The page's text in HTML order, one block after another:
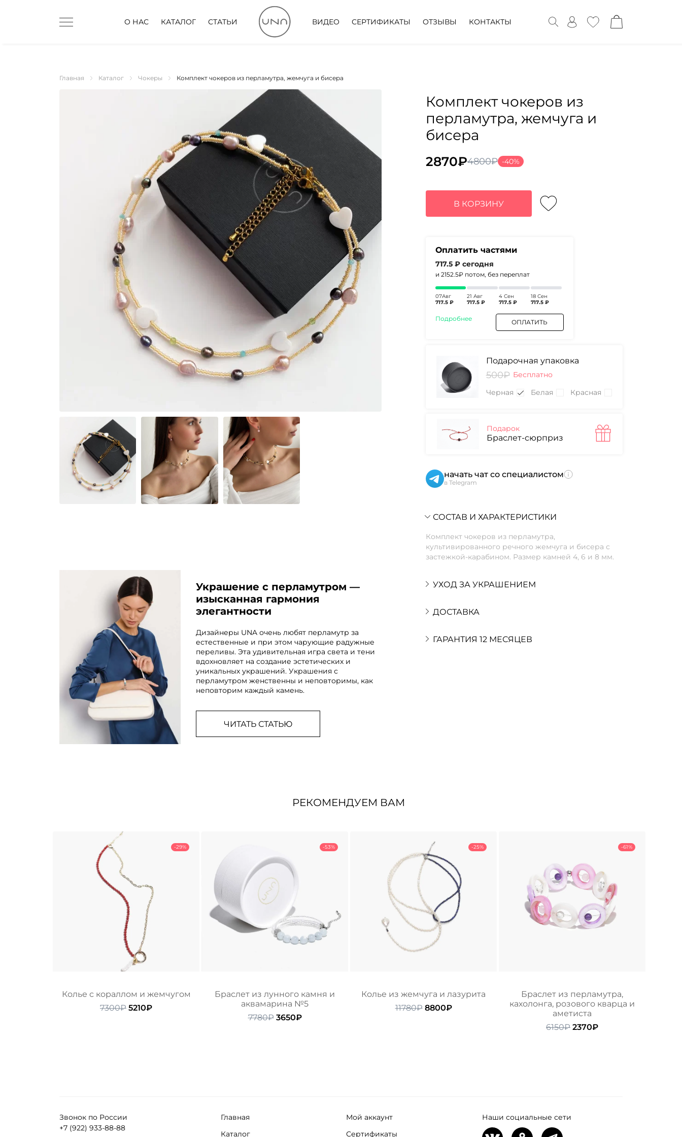
О НАС КАТАЛОГ СТАТЬИ ВИДЕО СЕРТИФИКАТЫ ОТЗЫВЫ КОНТАКТЫ
Главная Каталог Чокеры Комплект чокеров из перламутра, жемчуга и бисера
Украшение с перламутром —
изысканная гармония
элегантности
Дизайнеры UNA очень любят перламутр за
естественные и при этом чарующие радужные
переливы. Эта удивительная игра света и тени
вдохновляет на создание эстетических и
уникальных украшений. Украшения с
перламутром женственны и неповторимы, как
неповторим каждый камень.
ЧИТАТЬ СТАТЬЮ
Комплект чокеров из
перламутра, жемчуга и
бисера
4800₽
Первоначальная
составляла
4800₽.
2870₽
Текущая
2870₽.
-40%
В КОРЗИНУ
Оплатить частями
717.5 ₽ сегодня
и 2152.5₽ потом, без переплат
07Авг
717.5 ₽
21 Авг
717.5 ₽
4 Сен
717.5 ₽
18 Сен
717.5 ₽
Подробнее ОПЛАТИТЬ
Подарочная упаковка
500₽ Бесплатно
Черная
Белая Красная
Подарок
Браслет-сюрприз
начать чат со специалистом
в Telegram
СОСТАВ И ХАРАКТЕРИСТИКИ
Комплект чокеров из перламутра,
культивированного речного жемчуга и бисера с
застежкой-карабином. Размер камней 4, 6 и 8 мм.
УХОД ЗА УКРАШЕНИЕМ
ДОСТАВКА
ГАРАНТИЯ 12 МЕСЯЦЕВ
РЕКОМЕНДУЕМ ВАМ
-29%
Колье с кораллом и жемчугом
7300₽ Первоначальная
5210₽Текущая
-53%
Браслет из лунного камня и
аквамарина №5
7780₽ Первоначальная
3650₽Текущая
-25%
Колье из жемчуга и лазурита
11780₽ Первоначальная
8800₽Текущая
-61%
Браслет из перламутра,
кахолонга, розового кварца и
аметиста
6150₽ Первоначальная
2370₽Текущая
Звонок по России
+7 (922) 933-88-88
Главная
Мой аккаунт
Каталог
Сертификаты
Наши социальные сети